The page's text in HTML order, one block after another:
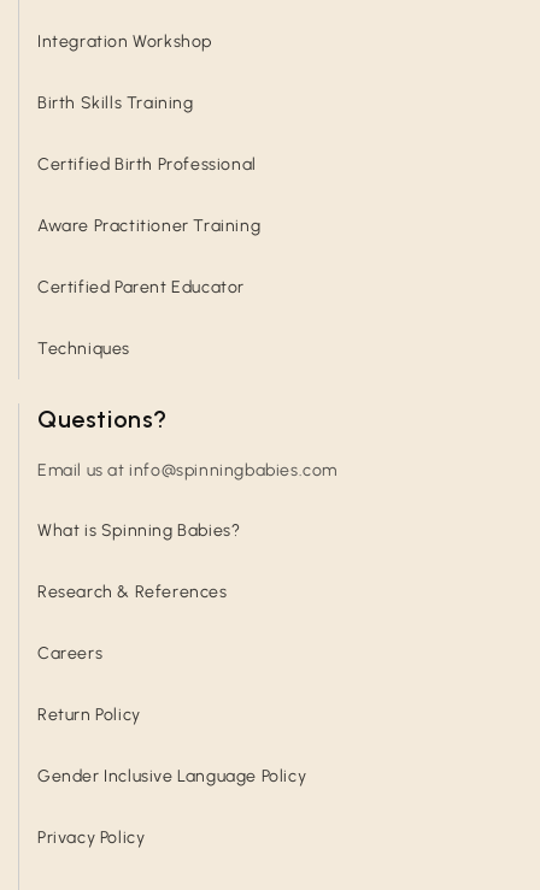
Integration Workshop
Birth Skills Training
Certified Birth Professional
Aware Practitioner Training
Certified Parent Educator
Techniques
Questions?
Email us at info@spinningbabies.com
What is Spinning Babies?
Research & References
Careers
Return Policy
Gender Inclusive Language Policy
Privacy Policy